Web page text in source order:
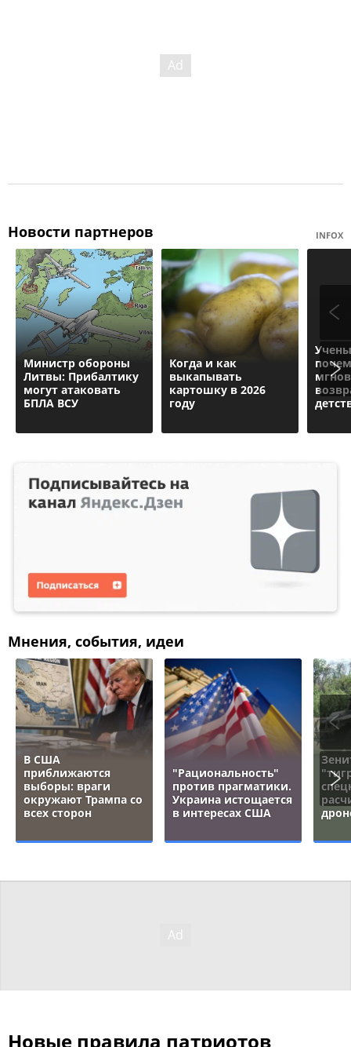
Новости партнеров INFOX
Министр обороны
Литвы: Прибалтику
могут атаковать
БПЛА ВСУ
Когда и как
выкапывать
картошку в 2026
году
Мнения, события, идеи
В США
приближаются
выборы: враги
окружают Трампа со
всех сторон
"Рациональность"
против прагматики.
Украина истощается
в интересах США
Новые правила патриотов